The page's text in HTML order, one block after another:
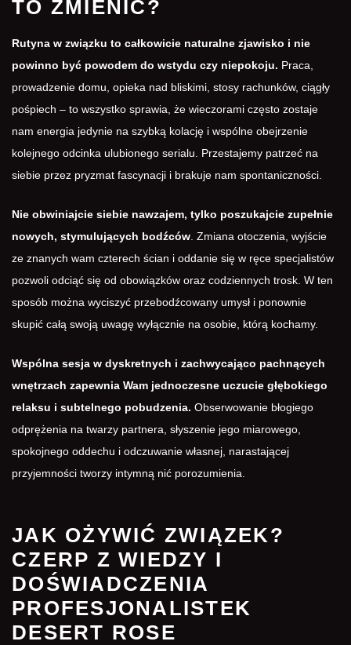
TO ZMIENIĆ?
Rutyna w związku to całkowicie naturalne zjawisko i nie
powinno być powodem do wstydu czy niepokoju. Praca,
prowadzenie domu, opieka nad bliskimi, stosy rachunków, ciągły
pośpiech – to wszystko sprawia, że wieczorami często zostaje
nam energia jedynie na szybką kolację i wspólne obejrzenie
kolejnego odcinka ulubionego serialu. Przestajemy patrzeć na
siebie przez pryzmat fascynacji i brakuje nam spontaniczności.
Nie obwiniajcie siebie nawzajem, tylko poszukajcie zupełnie
nowych, stymulujących bodźców . Zmiana otoczenia, wyjście
ze znanych wam czterech ścian i oddanie się w ręce specjalistów
pozwoli odciąć się od obowiązków oraz codziennych trosk. W ten
sposób można wyciszyć przebodźcowany umysł i ponownie
skupić całą swoją uwagę wyłącznie na osobie, którą kochamy.
Wspólna sesja w dyskretnych i zachwycająco pachnących
wnętrzach zapewnia Wam jednoczesne uczucie głębokiego
relaksu i subtelnego pobudzenia. Obserwowanie błogiego
odprężenia na twarzy partnera, słyszenie jego miarowego,
spokojnego oddechu i odczuwanie własnej, narastającej
przyjemności tworzy intymną nić porozumienia.
JAK OŻYWIĆ ZWIĄZEK?
CZERP Z WIEDZY I
DOŚWIADCZENIA
PROFESJONALISTEK
DESERT ROSE